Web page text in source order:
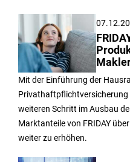
Mit der Einführung der
Privathaftpflichtversicherung
weiteren Schritt im Ausbau
Marktanteile von FRIDAY
weiter zu erhöhen.